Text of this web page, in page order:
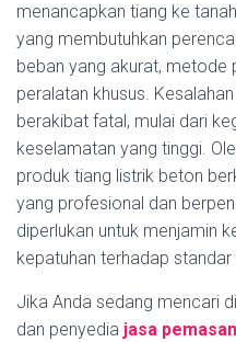
menancapkan tiang ke
yang membutuhkan
beban yang akurat, metode
peralatan khusus.
berakibat fatal, mulai dari
keselamatan yang tinggi.
produk tiang listrik beton
yang profesional dan
diperlukan untuk menjamin
kepatuhan terhadap
Jika Anda sedang mencari
dan penyedia jasa